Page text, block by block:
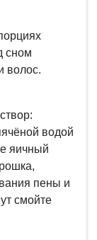
сном
волос.
водой
яичный
пены и
смойте